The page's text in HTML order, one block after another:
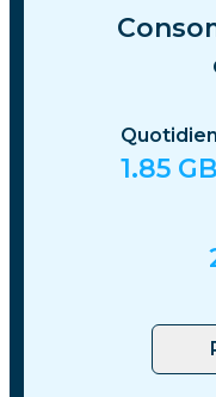
Quotidien
1.85 GB